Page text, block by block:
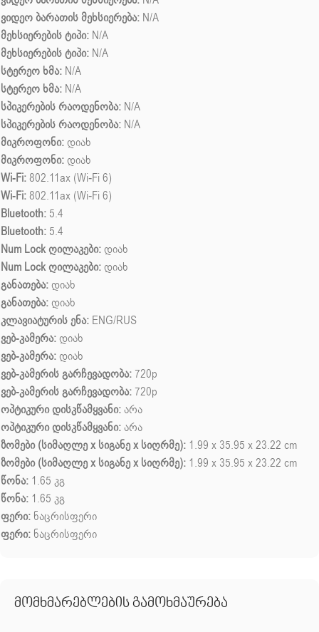
ვიდეო ბარათის მეხსიერება: N/A
მეხსიერების ტიპი: N/A
მეხსიერების ტიპი: N/A
სტერეო ხმა: N/A
სტერეო ხმა: N/A
სპიკერების რაოდენობა: N/A
სპიკერების რაოდენობა: N/A
მიკროფონი: დიახ
მიკროფონი: დიახ
Wi-Fi:802.11ax (Wi-Fi 6)
Wi-Fi:802.11ax (Wi-Fi 6)
Bluetooth: 5.4
Bluetooth: 5.4
Num Lock ღილაკები: დიახ
Num Lock ღილაკები: დიახ
განათება: დიახ
განათება: დიახ
კლავიატურის ენა: ENG/RUS
ვებ-კამერა: დიახ
ვებ-კამერა: დიახ
ვებ-კამერის გარჩევადობა: 720p
ვებ-კამერის გარჩევადობა: 720p
ოპტიკური დისკწამყვანი:არა
ოპტიკური დისკწამყვანი:არა
ზომები (სიმაღლე x სიგანე x სიღრმე): 1.99 x 35.95 x 23.22 cm
ზომები (სიმაღლე x სიგანე x სიღრმე): 1.99 x 35.95 x 23.22 cm
წონა: 1.65 კგ
წონა: 1.65 კგ
ფერი: ნაცრისფერი
ფერი: ნაცრისფერი
მომხმარებლების გამოხმაურება